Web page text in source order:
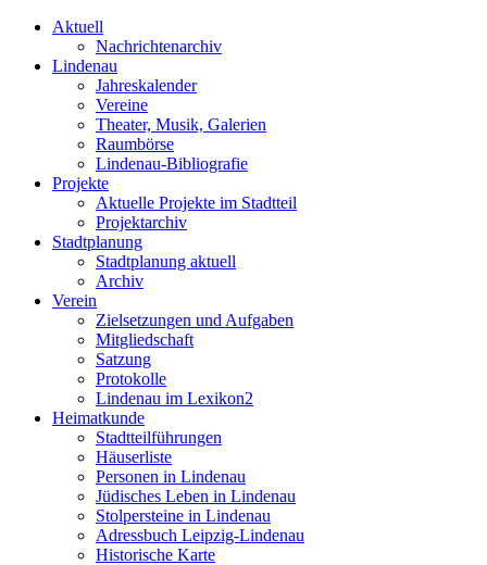
Aktuell
Nachrichtenarchiv
Lindenau
Jahreskalender
Vereine
Theater, Musik, Galerien
Raumbörse
Lindenau-Bibliografie
Projekte
Aktuelle Projekte im Stadtteil
Projektarchiv
Stadtplanung
Stadtplanung aktuell
Archiv
Verein
Zielsetzungen und Aufgaben
Mitgliedschaft
Satzung
Protokolle
Lindenau im Lexikon2
Heimatkunde
Stadtteilführungen
Häuserliste
Personen in Lindenau
Jüdisches Leben in Lindenau
Stolpersteine in Lindenau
Adressbuch Leipzig-Lindenau
Historische Karte